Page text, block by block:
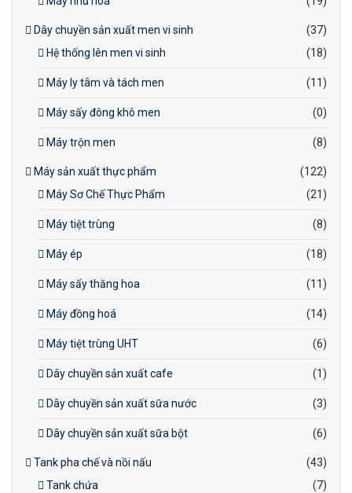
Dây chuyền sản xuất men vi sinh
(37)
Hệ thống lên men vi sinh
(18)
Máy ly tâm và tách men (11)
Máy sấy đông khô men (0)
Máy trộn men (8)
Máy sản xuất thực phẩm
(122)
Máy Sơ Chế Thực Phẩm
(21)
Máy tiệt trùng (8)
Máy ép (18)
Máy sấy thăng hoa (11)
Máy đồng hoá (14)
Máy tiệt trùng UHT (6)
Dây chuyền sản xuất cafe (1)
Dây chuyền sản xuất sữa nước (3)
Dây chuyền sản xuất sữa bột (6)
Tank pha chế và nồi nấu
(43)
Tank chứa
(7)